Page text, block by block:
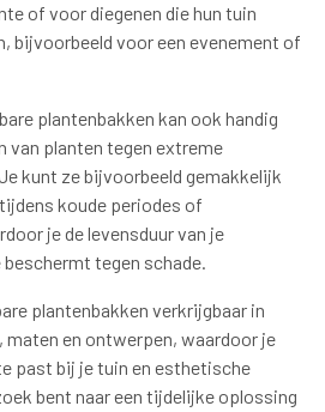
of voor diegenen die hun tuin
bijvoorbeeld voor een evenement of
plantenbakken kan ook handig
van planten tegen extreme
kunt ze bijvoorbeeld gemakkelijk
koude periodes of
je de levensduur van je
tegen schade.
plantenbakken verkrijgbaar in
maten en ontwerpen, waardoor je
past bij je tuin en esthetische
bent naar een tijdelijke oplossing